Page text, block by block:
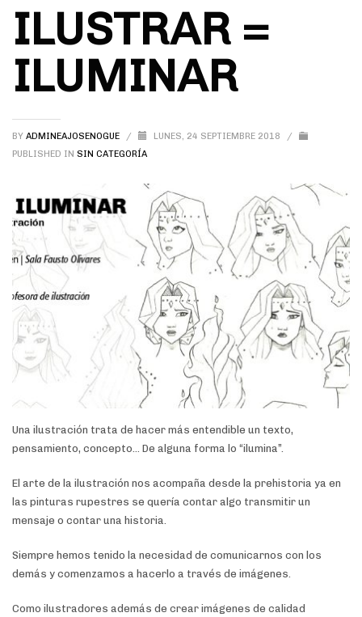
ILUSTRAR =
ILUMINAR
BY ADMINEAJOSENOGUE / LUNES, 24 SEPTIEMBRE 2018
/
PUBLISHED IN SIN CATEGORÍA
Una ilustración trata de hacer más entendible un texto,
pensamiento, concepto… De alguna forma lo “ilumina”.
El arte de la ilustración nos acompaña desde la prehistoria ya en
las pinturas rupestres se quería contar algo transmitir un
mensaje o contar una historia.
Siempre hemos tenido la necesidad de comunicarnos con los
demás y comenzamos a hacerlo a través de imágenes.
Como ilustradores además de crear imágenes de calidad